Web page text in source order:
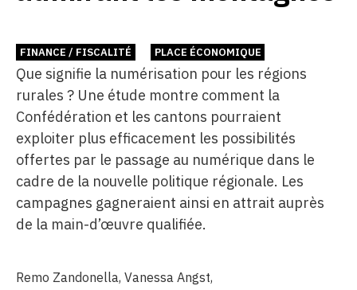
FINANCE / FISCALITÉ PLACE ÉCONOMIQUE
Que signifie la numérisation pour les régions
rurales ? Une étude montre comment la
Confédération et les cantons pourraient
exploiter plus efficacement les possibilités
offertes par le passage au numérique dans le
cadre de la nouvelle politique régionale. Les
campagnes gagneraient ainsi en attrait auprès
de la main-d’œuvre qualifiée.
Remo Zandonella, Vanessa Angst,